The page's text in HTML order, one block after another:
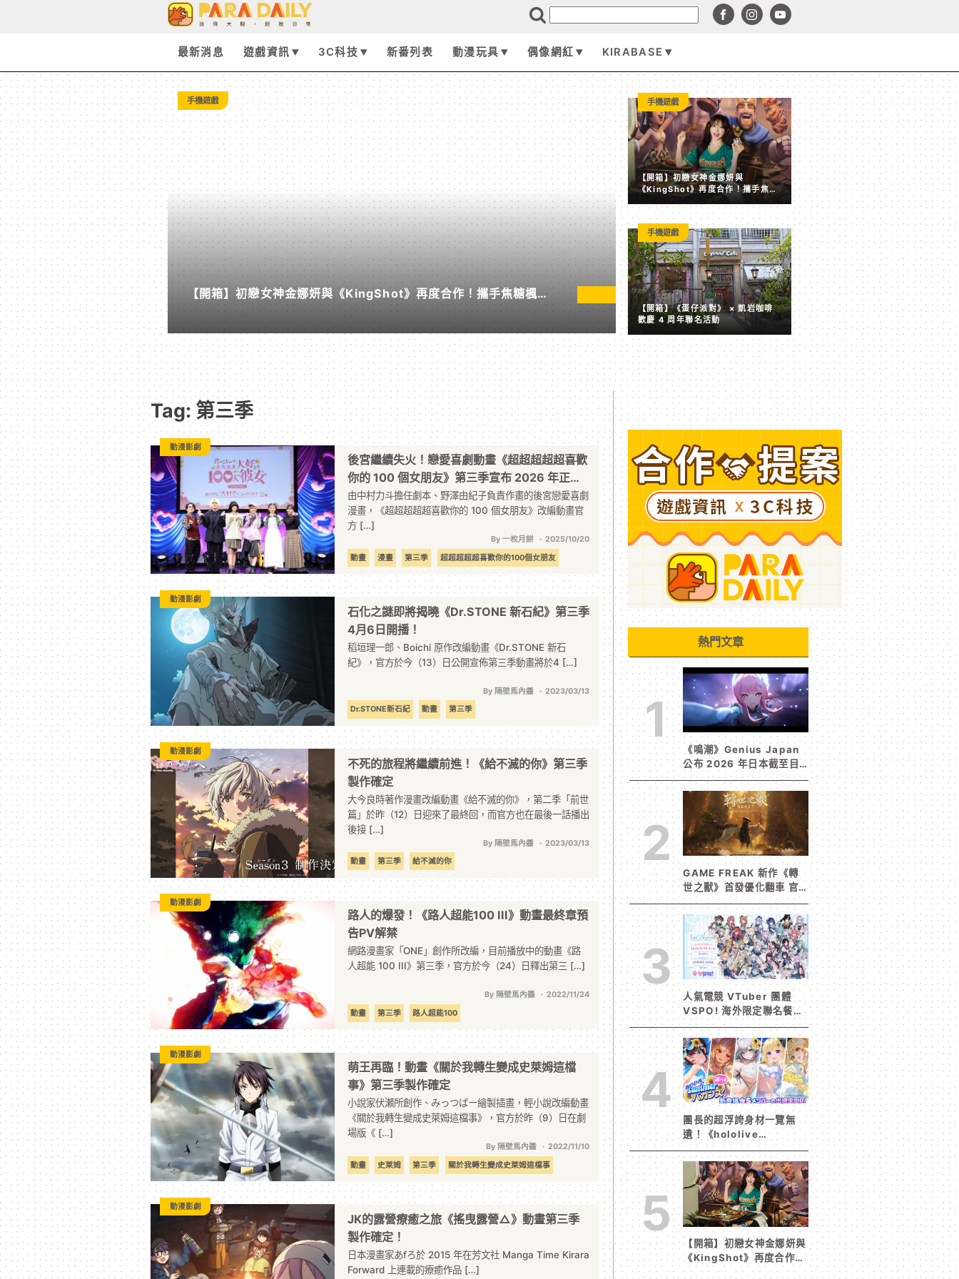
三
季
-
Paradaily
-
遊
戲
｜
動
漫
二
次
元
｜
3C
科
技
全
方
位
資
訊
平
台
最新消息 遊戲資訊 3C科技 新番列表 動漫玩具 偶像網紅 KIRABASE
手機遊戲
【開箱】初戀女神金娜妍與《KingShot》再度合作！攜手焦糖楓、
柒息地推出「國王燒烤節」活動
手機遊戲
【開箱】《蛋仔派對》 × 凱岩咖啡 歡慶 4 周年聯名活動
【開箱】初戀女神金娜妍與
《KingShot》再度合作！攜手焦糖
楓、柒息地推出「國王燒烤節」活動
手機遊戲
【開箱】《蛋仔派對》 × 凱岩咖啡
歡慶 4 周年聯名活動
手機遊戲
Tag: 第三季
動漫影劇
後宮繼續失火！戀愛喜劇動畫《超超超超超喜歡
你的 100 個女朋友》第三季宣布 2026 年正式
開播
由中村力斗擔任劇本、野澤由紀子負責作畫的後宮戀愛喜劇
漫畫，《超超超超超喜歡你的 100 個女朋友》改編動畫官
方 […]
By 一枚月餅
2025/10/20
動畫
漫畫 第三季 超超超超超喜歡你的100個女朋友
動漫影劇
石化之謎即將揭曉《Dr.STONE 新石紀》第三季
4月6日開播！
稻垣理一郎、Boichi 原作改編動畫《Dr.STONE 新石
紀》，官方於今（13）日公開宣佈第三季動畫將於4 […]
By 隔壁馬內醬
2023/03/13
Dr.STONE新石紀
動畫 第三季
動漫影劇
不死的旅程將繼續前進！《給不滅的你》第三季
製作確定
大今良時著作漫畫改編動畫《給不滅的你》，第二季「前世
篇」於昨（12）日迎來了最終回，而官方也在最後一話播出
後接 […]
By 隔壁馬內醬
2023/03/13
動畫
第三季 給不滅的你
動漫影劇
路人的爆發！《路人超能100 III》動畫最終章預
告PV解禁
網路漫畫家「ONE」創作所改編，目前播放中的動畫《路
人超能 100 III》第三季，官方於今（24）日釋出第三 […]
By 隔壁馬內醬
2022/11/24
動畫
第三季 路人超能100
動漫影劇
萌王再臨！動畫《關於我轉生變成史萊姆這檔
事》第三季製作確定
小說家伏瀬所創作、みっつばー繪製插畫，輕小說改編動畫
《關於我轉生變成史萊姆這檔事》，官方於昨（9）日在劇
場版《 […]
By 隔壁馬內醬
2022/11/10
動畫
史萊姆 第三季 關於我轉生變成史萊姆這檔事
動漫影劇
JK的露營療癒之旅《搖曳露營△》動畫第三季
製作確定！
日本漫畫家あfろ於 2015 年在芳文社 Manga Time Kirara
Forward 上連載的療癒作品 […]
熱門文章
1
《鳴潮》Genius Japan
公布 2026 年日本截至目
前為止人氣歌單《遠航星的
告別》&《自無垠處歸航之
星》入榜
2
GAME FREAK 新作《轉
世之獸》首發優化翻車 官
方急發聲明承諾提供大量更
新彌補
3
人氣電競 VTuber 團體
VSPO! 海外限定聯名餐廳
《Sail Beyond！～駛向
更遠的彼方～》今夏登場！
4
團長的超浮誇身材一覽無
遺！《hololive
Dreams》首波夏日活動今
日開跑 白銀諾艾爾等 5
位人氣成員泳裝卡池同步解
鎖
5
【開箱】初戀女神金娜妍與
《KingShot》再度合作！
攜手焦糖楓、柒息地推出